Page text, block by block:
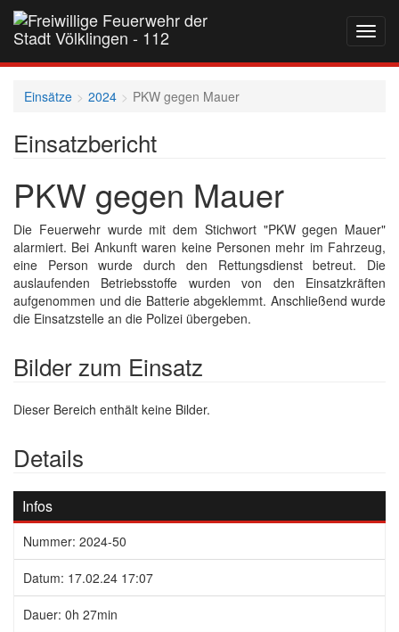
auf-
und
Einsätze 2024 PKW gegen Mauer
Einsatzbericht
PKW gegen Mauer
Die Feuerwehr wurde mit dem Stichwort "PKW gegen Mauer"
alarmiert. Bei Ankunft waren keine Personen mehr im Fahrzeug,
eine Person wurde durch den Rettungsdienst betreut. Die
auslaufenden Betriebsstoffe wurden von den Einsatzkräften
aufgenommen und die Batterie abgeklemmt. Anschließend wurde
die Einsatzstelle an die Polizei übergeben.
Bilder zum Einsatz
Dieser Bereich enthält keine Bilder.
Details
Infos
Nummer: 2024-50
Datum: 17.02.24 17:07
Dauer: 0h 27min